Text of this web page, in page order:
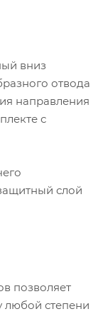
вниз
отвода
направления
с
слой
позволяет
любой степени